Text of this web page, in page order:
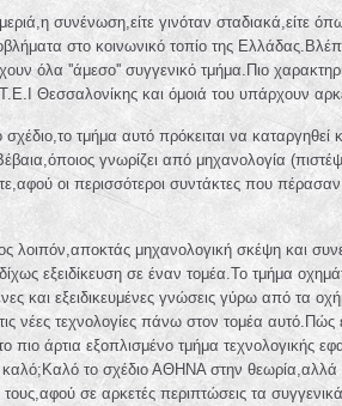
συνένωση,είτε γινόταν σταδιακά,είτε
στο κοινωνικό τοπίο της
όλα ''άμεσο'' συγγενικό τμήμα.Πιο
Θεσσαλονίκης και όμοιά του υπάρχουν
τμήμα αυτό πρόκειται να καταργηθεί
γνωρίζει από μηχανολογία
οι περισσότεροι συντάκτες που
λοιπόν,αποκτάς μηχανολογική σκέψη και
εξειδίκευση σε έναν τομέα.Το τμήμα
και εξειδικευμένες γνώσεις γύρω από τα
νέες τεχνολογίες πάνω στον τομέα αυτό.Πώς
πιο άρτια εξοπλισμένο τμήμα τεχνολογικής
καλό;Καλό το σχέδιο ΑΘΗΝΑ στην
σε αρκετές περιπτώσεις τα